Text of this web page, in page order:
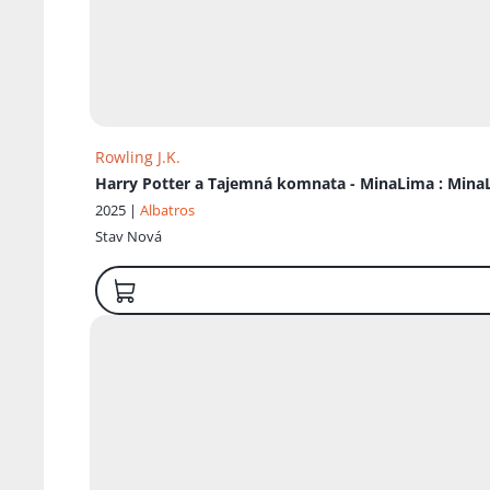
Rowling J.K.
Harry Potter a Tajemná komnata - MinaLima :
2025 | Albatros
Stav Nová